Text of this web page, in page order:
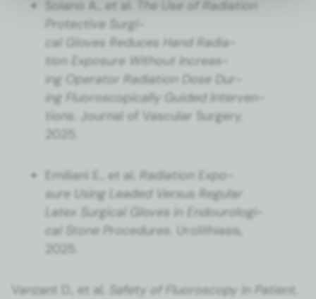
Solano A., et al.
The Use of Radi­a­tion
Pro­tec­tive Sur­gi­
cal Gloves Reduces Hand Radi­a­
tion Expo­sure With­out Increas­
ing Oper­a­tor Radi­a­tion Dose Dur­
ing Flu­o­ro­scop­i­cal­ly Guid­ed Inter­ven­
tions . Jour­nal of Vas­cu­lar Surgery,
2025.
Emil­iani E., et al. Radi­a­tion Expo­
sure Using Lead­ed Ver­sus Reg­u­lar
Latex Sur­gi­cal Gloves in Endouro­log­i­
cal Stone Pro­ce­dures . Urolithi­a­sis,
2025.
Van­zant D., et al.
Safe­ty of Flu­o­roscopy in Patient,